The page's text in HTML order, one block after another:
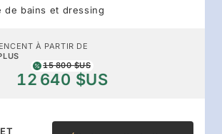
de bains et dressing
À PARTIR DE
15 800 $US
12 640 $US